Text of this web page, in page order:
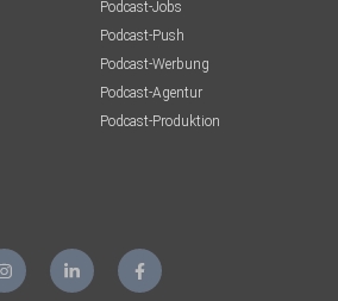
Podcast-Jobs
Podcast-Push
Podcast-Werbung
Podcast-Agentur
Podcast-Produktion